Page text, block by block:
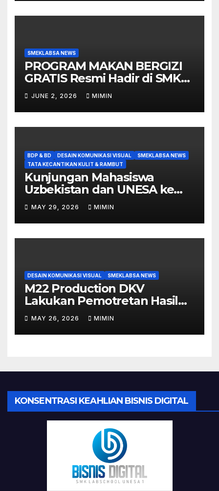
SMEKLABSA NEWS
PROGRAM MAKAN BERGIZI
GRATIS Resmi Hadir di SMK
Labschool
JUNE 2, 2026 MIMIN
BDP & BD DESAIN KOMUNIKASI VISUAL
SMEKLABSA NEWS
TATA KECANTIKAN KULIT & RAMBUT
Kunjungan Mahasiswa
Uzbekistan dan UNESA ke
SMK Labschool UNESA 1
MAY 29, 2026 MIMIN
DESAIN KOMUNIKASI VISUAL SMEKLABSA NEWS
M22 Production DKV
Lakukan Pemotretan Hasil
Make Up Tugas Akhir Siswi
TKKR
MAY 26, 2026 MIMIN
KONSENTRASI KEAHLIAN BISNIS DIGITAL